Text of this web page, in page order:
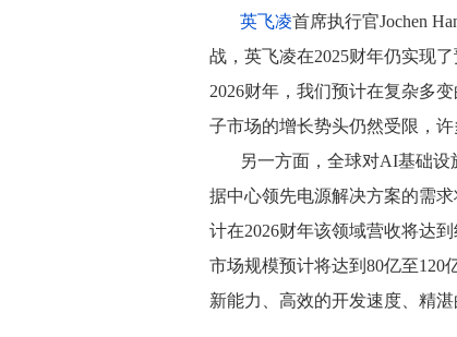
英飞凌首席执行官Jochen
战，英飞凌在2025财年仍实现
2026财年，我们预计在复杂多
子市场的增长势头仍然受限，
另一方面，全球对AI基础
据中心领先电源解决方案的需
计在2026财年该领域营收将达到
市场规模预计将达到80亿至120
新能力、高效的开发速度、精